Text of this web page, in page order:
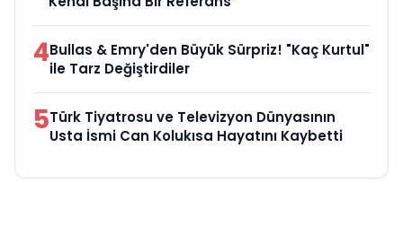
4Bullas & Emry'den Büyük Sürpriz! "Kaç Kurtul"
ile Tarz Değiştirdiler
5Türk Tiyatrosu ve Televizyon Dünyasının
Usta İsmi Can Kolukısa Hayatını Kaybetti